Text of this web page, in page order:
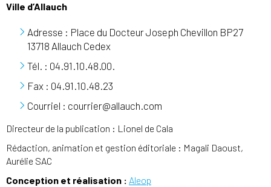
Ville d’Allauch
Adresse : Place du Docteur Joseph Chevillon BP27
13718 Allauch Cedex
Tél. : 04.91.10.48.00.
Fax : 04.91.10.48.23
Courriel : courrier@allauch.com
Directeur de la publication : Lionel de Cala
Rédaction, animation et gestion éditoriale : Magali Daoust,
Aurélie SAC
Conception et réalisation : Aleop